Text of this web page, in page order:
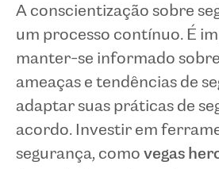
A conscientização sobre
um processo contínuo. É
manter-se informado
ameaças e tendências de
adaptar suas práticas de
acordo. Investir em
segurança, como vegas